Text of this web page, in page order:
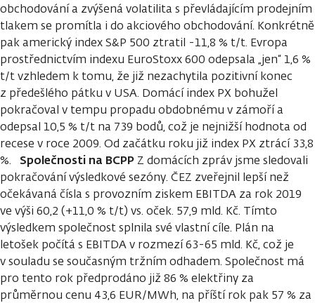
obchodování a zvýšená volatilita s převládajícím prodejním
tlakem se promítla i do akciového obchodování. Konkrétně
pak americký index S&P 500 ztratil -11,8 % t/t. Evropa
prostřednictvím indexu EuroStoxx 600 odepsala „jen“ 1,6 %
t/t vzhledem k tomu, že již nezachytila pozitivní konec
z předešlého pátku v USA. Domácí index PX bohužel
pokračoval v tempu propadu obdobnému v zámoří a
odepsal 10,5 % t/t na 739 bodů, což je nejnižší hodnota od
recese v roce 2009. Od začátku roku již index PX ztrácí 33,8
%.
Společnosti na BCPP Z domácích zpráv jsme sledovali
pokračování výsledkové sezóny. ČEZ zveřejnil lepší než
očekávaná čísla s provozním ziskem EBITDA za rok 2019
ve výši 60,2 (+11,0 % t/t) vs. oček. 57,9 mld. Kč. Tímto
výsledkem společnost splnila své vlastní cíle. Plán na
letošek počítá s EBITDA v rozmezí 63-65 mld. Kč, což je
v souladu se současným tržním odhadem. Společnost má
pro tento rok předprodáno již 86 % elektřiny za
průměrnou cenu 43,6 EUR/MWh, na příští rok pak 57 % za